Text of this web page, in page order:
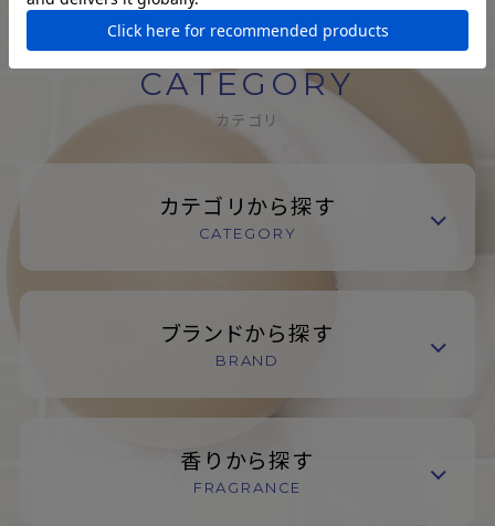
CATEGORY
カテゴリ
カテゴリから探す
CATEGORY
ブランドから探す
BRAND
香りから探す
FRAGRANCE